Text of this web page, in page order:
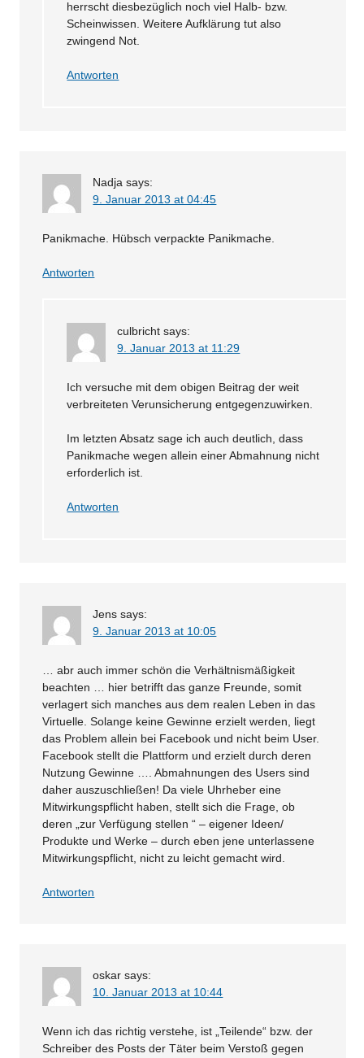
herrscht diesbezüglich noch viel Halb- bzw.
Scheinwissen. Weitere Aufklärung tut also
zwingend Not.
Antworten
Nadja says:
9. Januar 2013 at 04:45
Panikmache. Hübsch verpackte Panikmache.
Antworten
culbricht says:
9. Januar 2013 at 11:29
Ich versuche mit dem obigen Beitrag der weit
verbreiteten Verunsicherung entgegenzuwirken.
Im letzten Absatz sage ich auch deutlich, dass
Panikmache wegen allein einer Abmahnung nicht
erforderlich ist.
Antworten
Jens says:
9. Januar 2013 at 10:05
… abr auch immer schön die Verhältnismäßigkeit
beachten … hier betrifft das ganze Freunde, somit
verlagert sich manches aus dem realen Leben in das
Virtuelle. Solange keine Gewinne erzielt werden, liegt
das Problem allein bei Facebook und nicht beim User.
Facebook stellt die Plattform und erzielt durch deren
Nutzung Gewinne …. Abmahnungen des Users sind
daher auszuschließen! Da viele Uhrheber eine
Mitwirkungspflicht haben, stellt sich die Frage, ob
deren „zur Verfügung stellen “ – eigener Ideen/
Produkte und Werke – durch eben jene unterlassene
Mitwirkungspflicht, nicht zu leicht gemacht wird.
Antworten
oskar says:
10. Januar 2013 at 10:44
Wenn ich das richtig verstehe, ist „Teilende“ bzw. der
Schreiber des Posts der Täter beim Verstoß gegen